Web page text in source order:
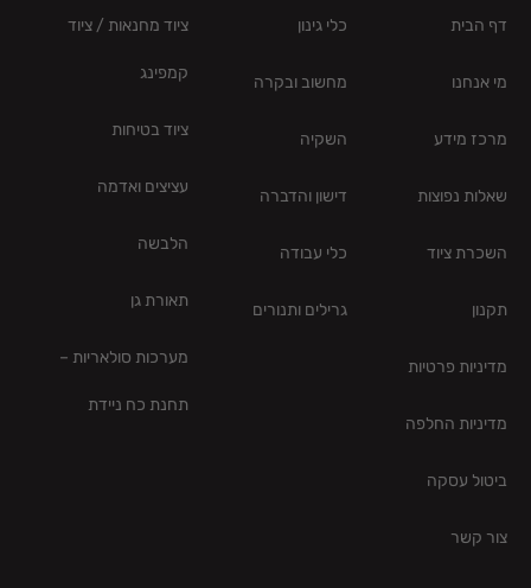
דף הבית
מי אנחנו
מרכז מידע
שאלות נפוצות
השכרת ציוד
תקנון
מדיניות פרטיות
מדיניות החלפה
ביטול עסקה
צור קשר
כלי גינון
מחשוב ובקרה
השקיה
דישון והדברה
כלי עבודה
גרילים ותנורים
ציוד מחנאות / ציוד
קמפינג
ציוד בטיחות
עציצים ואדמה
הלבשה
תאורת גן
מערכות סולאריות –
תחנת כח ניידת